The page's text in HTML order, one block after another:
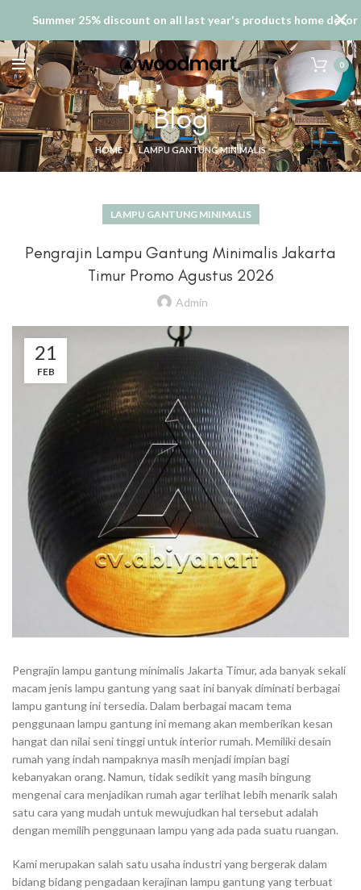
0
Blog
HOME LAMPU GANTUNG MINIMALIS
LAMPU GANTUNG MINIMALIS
Pengrajin Lampu Gantung Minimalis Jakarta
Timur Promo Agustus 2026
Admin
21
FEB
Pengrajin lampu gantung minimalis Jakarta Timur, ada banyak sekali
macam jenis lampu gantung yang saat ini banyak diminati berbagai
lampu gantung ini tersedia. Dalam berbagai macam tema
penggunaan lampu gantung ini memang akan memberikan kesan
hangat dan nilai seni tinggi untuk interior rumah. Memiliki desain
rumah yang indah nampaknya masih menjadi impian bagi
kebanyakan orang. Namun, tidak sedikit yang masih bingung
mengenai cara menjadikan rumah agar terlihat lebih menarik salah
satu cara yang mudah untuk mewujudkan hal tersebut adalah
dengan memilih penggunaan lampu yang ada pada suatu ruangan.
Kami merupakan salah satu usaha industri yang bergerak dalam
bidang bidang pengadaan kerajinan lampu gantung yang terbuat
Summer 25% discount on all last year's products home decor